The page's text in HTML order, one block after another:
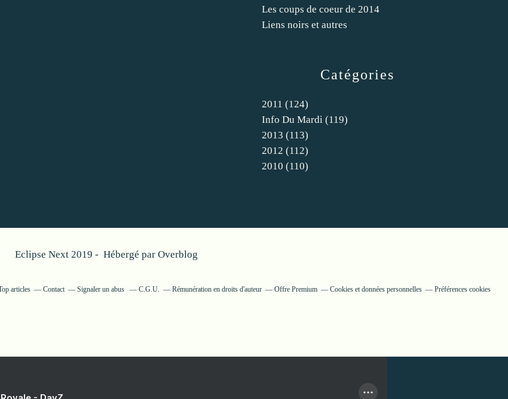
Catégories
2011 (124)
Info Du Mardi (119)
2013 (113)
2012 (112)
2010 (110)
Les coups de coeur de 2014
Liens noirs et autres
Eclipse Next 2019 - Hébergé par Overblog
articles Contact Signaler un abus C.G.U. Rémunération en droits d'auteur Offre Premium Cookies et données personnelles Préférences cookies